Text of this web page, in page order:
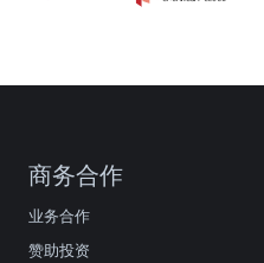
商务合作
业务合作
赞助投资